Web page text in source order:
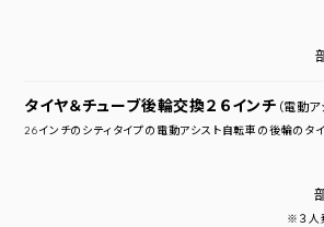
タイヤ＆チューブ後輪交換２６インチ （電動ア
26インチのシティタイプの電動アシスト自転車の後輪のタ
※３人